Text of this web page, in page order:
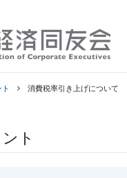
消費税率引き上げについて
ト